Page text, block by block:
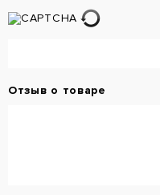
Отзыв о товаре